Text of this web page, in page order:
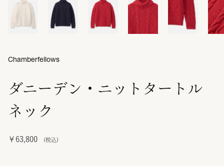
ダニーデン・ニットタートル
ネック
￥63,800
Chamberfellows